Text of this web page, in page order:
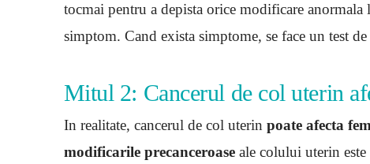
tocmai pentru a depista orice modificare anormala
simptom. Cand exista simptome, se face un test
Mitul 2: Cancerul de col uterin
In realitate, cancerul de col uterin poate afecta
modificarile precanceroaseale colului uterin este